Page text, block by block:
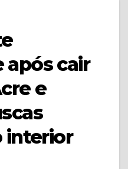
após cair
e
interior